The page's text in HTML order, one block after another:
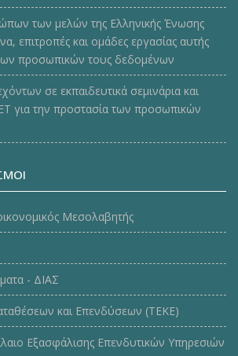
των μελών της Ελληνικής Ένωσης
επιτροπές και ομάδες εργασίας αυτής
προσωπικών τους δεδομένων
σε εκπαιδευτικά σεμινάρια και
για την προστασία των προσωπικών
Μεσολαβητής
- ΔΙΑΣ
και Επενδύσεων (ΤΕΚE)
Εξασφάλισης Επενδυτικών Υπηρεσιών